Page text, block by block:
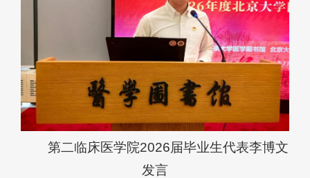
第二临床医学院2026届毕业生代表李博文
发言